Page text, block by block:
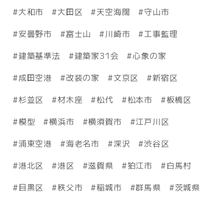
大和市
大田区 天空海闊
守山市
安曇野市
富士山 川崎市
工事監理
建築基準法
建築家31会
心象の家
成田空港
改装の家 文京区
新宿区
杉並区
材木座 松代 松本市
板橋区
模型
横浜市 横須賀市
江戸川区
浦東空港
海老名市 深沢
渋谷区
港北区
港区 滋賀県 狛江市
白馬村
目黒区
秩父市 稲城市 群馬県 茨城県